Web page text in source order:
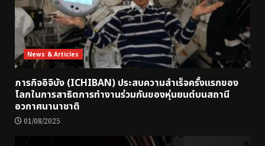
News & Articles
ภารกิจอิจิบัง (ICHIBAN) ประสบความสำเร็จครั้งแรกของ
โลกในการสาธิตการทำงานร่วมกันของหุ่นยนต์บนสถานี
อวกาศนานาชาติ
01/08/2025